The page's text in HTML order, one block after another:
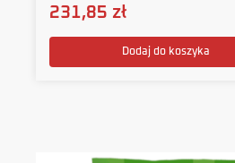
231,85 zł
Dodaj do koszyka